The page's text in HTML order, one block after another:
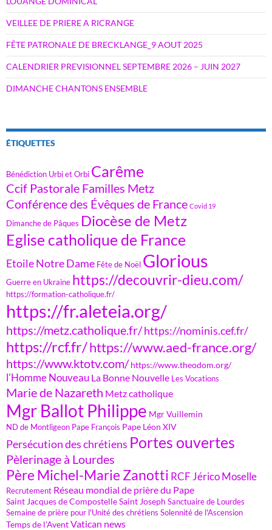
VEILLEE DE PRIERE A RICRANGE
FÊTE PATRONALE DE BRECKLANGE_9 AOUT 2025
CALENDRIER PREVISIONNEL SEPTEMBRE 2026 – JUIN 2027
DIMANCHE CHANTONS ENSEMBLE
ÉTIQUETTES
Bénédiction Urbi et Orbi Carême
Ccif Pastorale Familles Metz
Conférence des Évêques de France Covid 19
Dimanche de Pâques Diocèse de Metz
Eglise catholique de France
Etoile Notre Dame Fête de Noël Glorious
Guerre en Ukraine https://decouvrir-dieu.com/
https://formation-catholique.fr/
https://fr.aleteia.org/
https://metz.catholique.fr/https://nominis.cef.fr/
https://rcf.fr/https://www.aed-france.org/
https://www.ktotv.com/ https://www.theodom.org/
l'Homme Nouveau La Bonne Nouvelle Les Vocations
Marie de Nazareth Metz catholique
Mgr Ballot Philippe Mgr Vuillemin
ND de Montligeon Pape François Pape Léon XIV
Persécution des chrétiens Portes ouvertes
Pèlerinage à Lourdes
Père Michel-Marie Zanotti RCF Jérico Moselle
Recrutement Réseau mondial de prière du Pape
Saint Jacques de CompostelleSaint Joseph Sanctuaire de Lourdes
Semaine de prière pour l'Unité des chrétiens Solennité de l'Ascension
Temps de l'AventVatican news